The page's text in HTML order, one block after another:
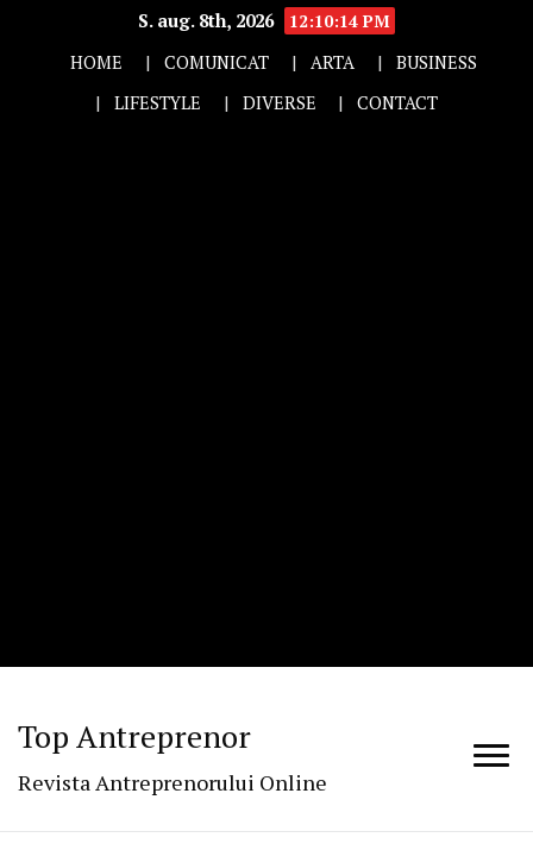
S. aug. 8th, 2026
12:10:15 PM
HOME
COMUNICAT ARTA
BUSINESS
LIFESTYLE
DIVERSE CONTACT
Top Antreprenor
Revista Antreprenorului Online